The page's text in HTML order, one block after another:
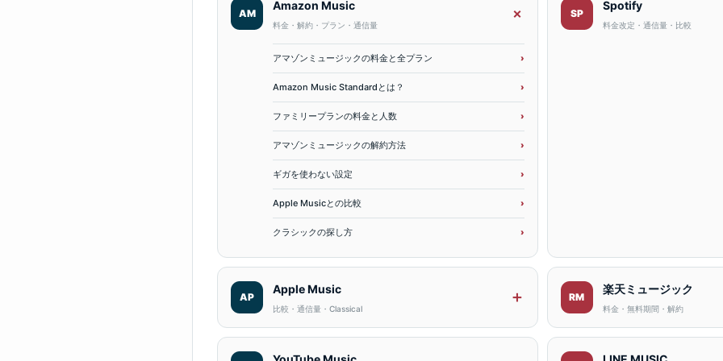
AM
Amazon Music
料金・解約・プラン・通信量 ＋
アマゾンミュージックの料金と全プラン
Amazon Music Standardとは？
ファミリープランの料金と人数
アマゾンミュージックの解約方法
ギガを使わない設定
Apple Musicとの比較
クラシックの探し方
SP
Spotify
料金改定・通信量・比較
AP
Apple Music
比較・通信量・Classical
＋ RM
楽天ミュージック
料金・無料期間・解約